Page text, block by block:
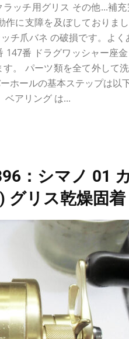
ッチ用グリス その他...補
に支障を及ぼしておりま
チ爪バネ の破損です。よ
147番 ドラグワッシャー座
。 パーツ類を全て外して
ホールの基本ステップは
アリング は...
：シマノ 01
グリス乾燥固着